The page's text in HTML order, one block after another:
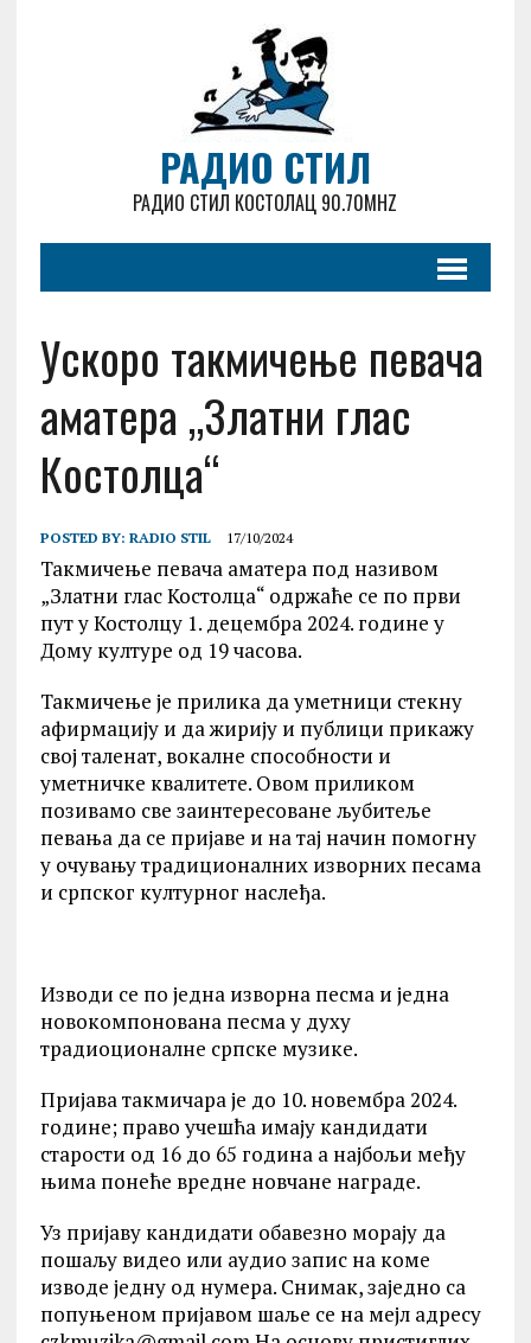
РАДИО СТИЛ
РАДИО СТИЛ КОСТОЛАЦ 90.70MHZ
Ускоро такмичење певача
аматера „Златни глас
Костолца“
POSTED BY: RADIO STIL 17/10/2024
Такмичење певача аматера под називом
„Златни глас Костолца“ одржаће се по први
пут у Костолцу 1. децембра 2024. године у
Дому културе од 19 часова.
Такмичење је прилика да уметници стекну
афирмацију и да жирију и публици прикажу
свој таленат, вокалне способности и
уметничке квалитете. Овом приликом
позивамо све заинтересоване љубитеље
певања да се пријаве и на тај начин помогну
у очувању традиционалних изворних песама
и српског културног наслеђа.
Изводи се по једна изворна песма и једна
новокомпонована песма у духу
традиоционалне српске музике.
Пријава такмичара је до 10. новембра 2024.
године; право учешћа имају кандидати
старости од 16 до 65 година а најбољи међу
њима понеће вредне новчане награде.
Уз пријаву кандидати обавезно морају да
пошаљу видео или аудио запис на коме
изводе једну од нумера. Снимак, заједно са
попуњеном пријавом шаље се на мејл адресу